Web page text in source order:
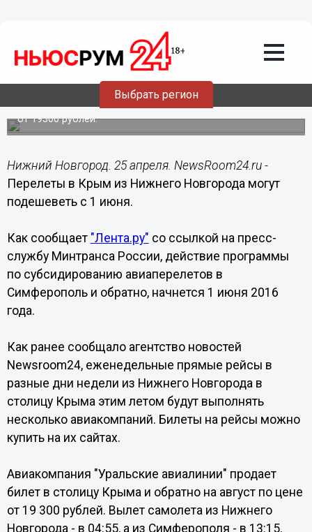
Выбрать регион
Перелеты в Крым из Нижнего
Новгорода могут подешеветь с 1 июня
В настоящее время на август самый дешевый прямой
билет "туда-обратно" в Симферополь продается по цене
от 19300 рублей.
Нижний Новгород. 25 апреля. NewsRoom24.ru -
Перелеты в Крым из Нижнего Новгорода могут
подешеветь с 1 июня.
Как сообщает "Лента.ру" со ссылкой на пресс-
службу Минтранса России, действие программы
по субсидированию авиаперелетов в
Симферополь и обратно, начнется 1 июня 2016
года.
Как ранее сообщало агентство новостей
Newsroom24, еженедельные прямые рейсы в
разные дни недели из Нижнего Новгорода в
столицу Крыма этим летом будут выполнять
несколько авиакомпаний. Билеты на рейсы можно
купить на их сайтах.
Авиакомпания "Уральские авиалинии" продает
билет в столицу Крыма и обратно на август по цене
от 19 300 рублей. Вылет самолета из Нижнего
Новгорода - в 04:55, а из Симферополя - в 13:15.